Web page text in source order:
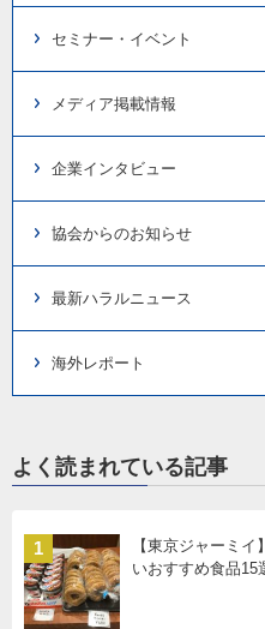
セミナー・イベント
メディア掲載情報
企業インタビュー
協会からのお知らせ
最新ハラルニュース
海外レポート
よく読まれている記事
1
【東京ジャーミ
いおすすめ食品